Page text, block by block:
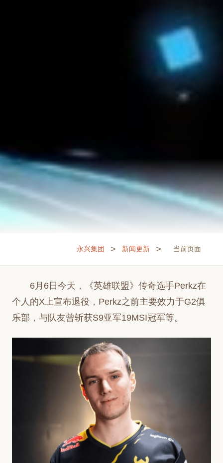
永兴集团 > 新闻更新 > 当前页面
6月6日今天，《英雄联盟》传奇选手Perkz在
个人的X上宣布退役，Perkz之前主要效力于G2俱
乐部，与队友曾斩获S9亚军19MSI冠军等。